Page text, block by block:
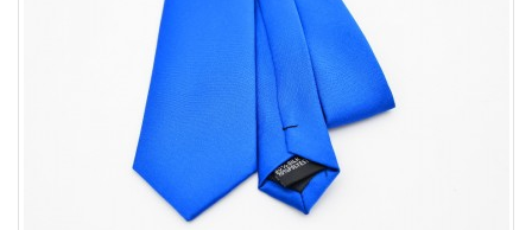
Ένα αξεσουάρ που θα προσδώσει στιλ και άνεση στην εμφάνιση σας.